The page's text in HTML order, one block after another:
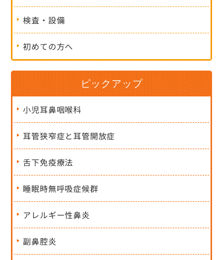
検査・設備
初めての方へ
ピックアップ
小児耳鼻咽喉科
耳管狭窄症と耳管開放症
舌下免疫療法
睡眠時無呼吸症候群
アレルギー性鼻炎
副鼻腔炎